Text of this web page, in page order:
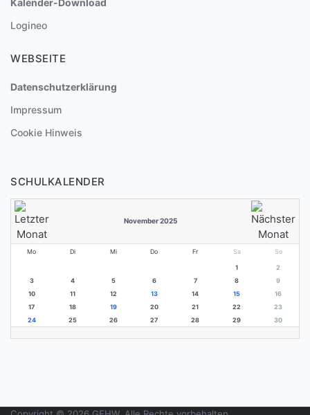
Kalender-Download
Logineo
WEBSEITE
Datenschutzerklärung
Impressum
Cookie Hinweis
SCHULKALENDER
November 2025
Mo Di Mi Do Fr Sa So
1
2
3
4 5 6 7 8
9
10
11 12 13 14 15
16
17
18 19 20 21 22
23
24
25 26 27 28 29 30